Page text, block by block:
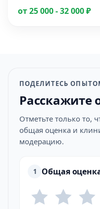
от 25 000 - 32 000 ₽
ПОДЕЛИТЕСЬ
Расскажите
Отметьте только то,
общая оценка и
модерацию.
1 Общая